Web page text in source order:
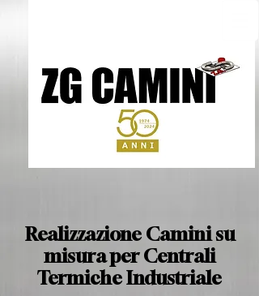
Realizzazione Camini su
misura per Centrali
Termiche Industriale